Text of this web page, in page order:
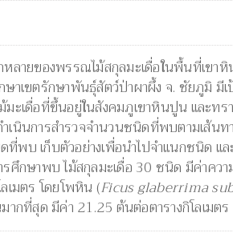
หลายของพรรณไม้สกุลมะเดื่อในพื้นที่เขา
าเขตรักษาพันธุ์สัตว์ป่าผาผึ้ง จ. ชัยภูมิ มีเ
มะเดื่อที่ขึ้นอยู่ในสังคมภูเขาหินปูน และท
เนินการสำรวจจำนวนชนิดที่พบตามเส้นท
ที่พบ เก็บตัวอย่างเพื่อนำไปจำแนกชนิด แ
ศึกษาพบ ไม้สกุลมะเดื่อ 30 ชนิด มีค่าคว
เมตร โดยโพหิน (Ficus glaberrima
ากที่สุด มีค่า 21.25 ต้นต่อตารางกิโลเมตร